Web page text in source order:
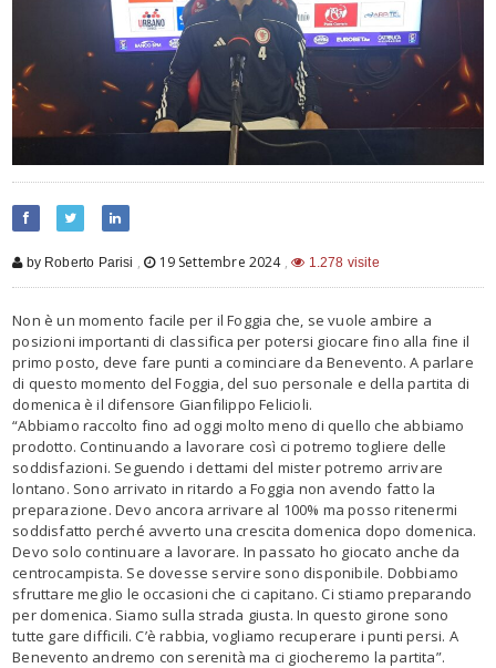
by Roberto Parisi , 19 Settembre 2024 , 1.278 visite
Non è un momento facile per il Foggia che, se vuole ambire a
posizioni importanti di classifica per potersi giocare fino alla fine il
primo posto, deve fare punti a cominciare da Benevento. A parlare
di questo momento del Foggia, del suo personale e della partita di
domenica è il difensore Gianfilippo Felicioli.
“Abbiamo raccolto fino ad oggi molto meno di quello che abbiamo
prodotto. Continuando a lavorare così ci potremo togliere delle
soddisfazioni. Seguendo i dettami del mister potremo arrivare
lontano. Sono arrivato in ritardo a Foggia non avendo fatto la
preparazione. Devo ancora arrivare al 100% ma posso ritenermi
soddisfatto perché avverto una crescita domenica dopo domenica.
Devo solo continuare a lavorare. In passato ho giocato anche da
centrocampista. Se dovesse servire sono disponibile. Dobbiamo
sfruttare meglio le occasioni che ci capitano. Ci stiamo preparando
per domenica. Siamo sulla strada giusta. In questo girone sono
tutte gare difficili. C’è rabbia, vogliamo recuperare i punti persi. A
Benevento andremo con serenità ma ci giocheremo la partita”.